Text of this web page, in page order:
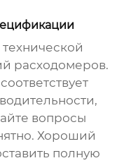
расходомеров.
вопросы
Хороший
полную